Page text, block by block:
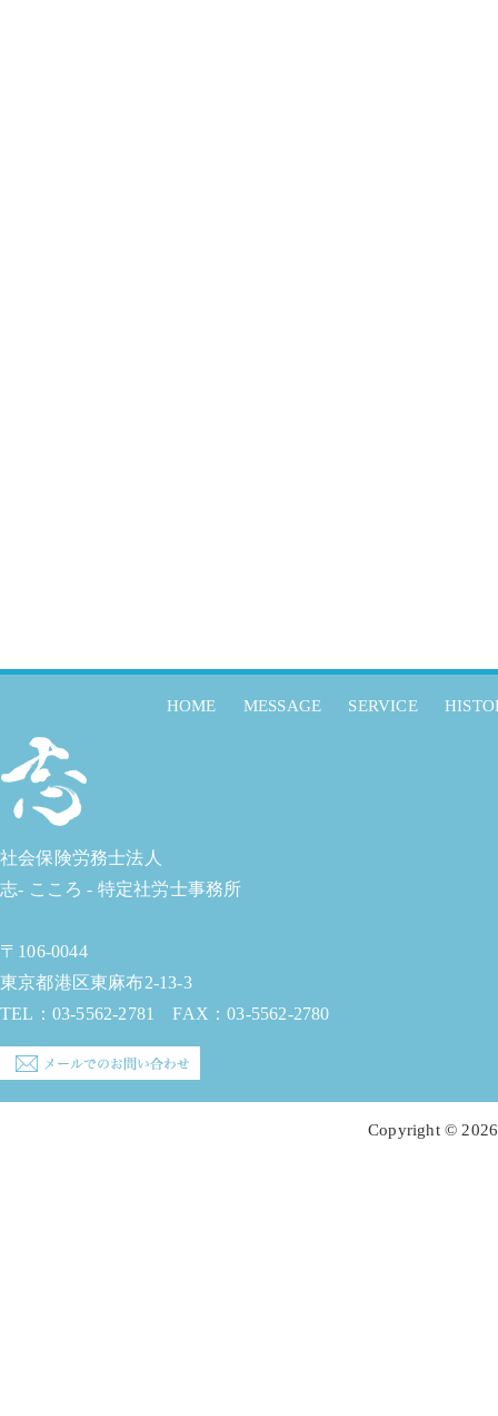
HOME MESSAGE SERVICE
社会保険労務士法人
志- こころ - 特定社労士事務所
〒106-0044
東京都港区東麻布2-13-3
TEL： 03-5562-2781 FAX：03-5562-2780
Copyright ©